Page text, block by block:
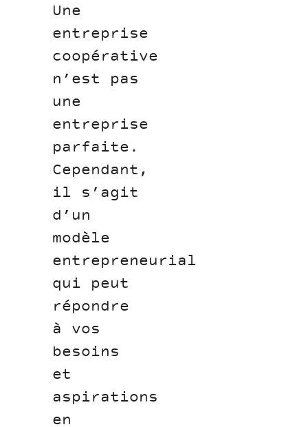
Une
entreprise
coopérative
n’est pas
une
entreprise
parfaite.
Cependant,
il s’agit
d’un
modèle
entrepreneurial
qui peut
répondre
à vos
besoins
et
aspirations
en